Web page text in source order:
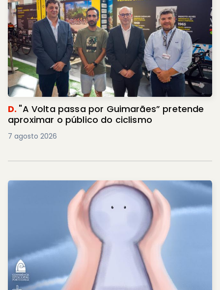
D. "A Volta passa por Guimarães” pretende
aproximar o público do ciclismo
7 agosto 2026